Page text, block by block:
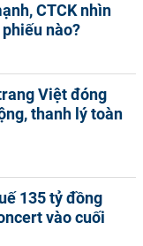
CTCK nhìn
nào?
Việt đóng
thanh lý toàn
135 tỷ đồng
vào cuối